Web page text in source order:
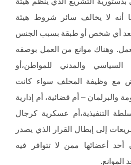
أنه لا يخالف سائر شروط هيئة
أي شخص أو طبقة بسبب الجنس
وهناك موانع من العمل بوصفه
السياسي والمدني للمواطن،أو
مع وظيفة المحلف سواء كانت
والبرلمان – أم قضائية، أم إدارية
التنفيذية،أم عسكرية كرجال
إلى إبطال القرار الذي يصدر
أعضائها ممن لا تتوافر فيه
الموانع.